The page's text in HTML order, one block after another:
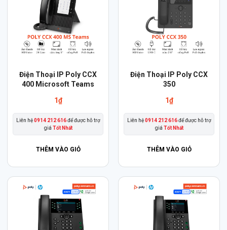
Điện Thoại IP Poly CCX
400 Microsoft Teams
1₫
Liên hệ0914 212 616để được hỗ trợ
giá Tốt Nhất
THÊM VÀO GIỎ
Điện Thoại IP Poly CCX
350
1₫
Liên hệ0914 212 616để được hỗ trợ
giá Tốt Nhất
THÊM VÀO GIỎ